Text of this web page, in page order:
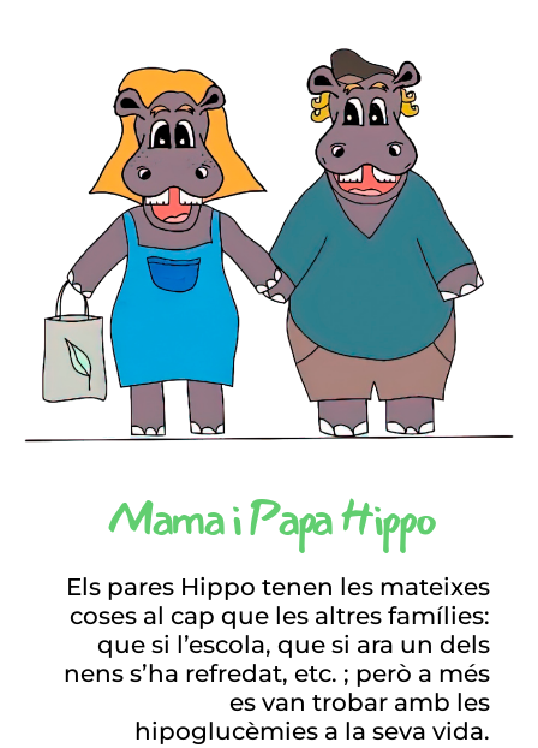
Mama i Papa Hippo
Els pares Hippo tenen les mateixes
coses al cap que les altres famílies:
que si l’escola, que si ara un dels
nens s’ha refredat, etc. ; però a més
es van trobar amb les
hipoglucèmies a la seva vida.